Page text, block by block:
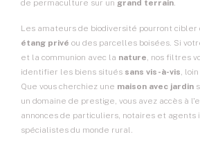
de permaculture sur un grand terrain.
Les amateurs de biodiversité pourront cibler
étang privé ou des parcelles boisées. Si
et la communion avec la nature, nos filtres
identifier les biens situés sans vis-à-vis,
Que vous cherchiez une maison avec jardin
un domaine de prestige, vous avez accès à
annonces de particuliers, notaires et agents
spécialistes du monde rural.